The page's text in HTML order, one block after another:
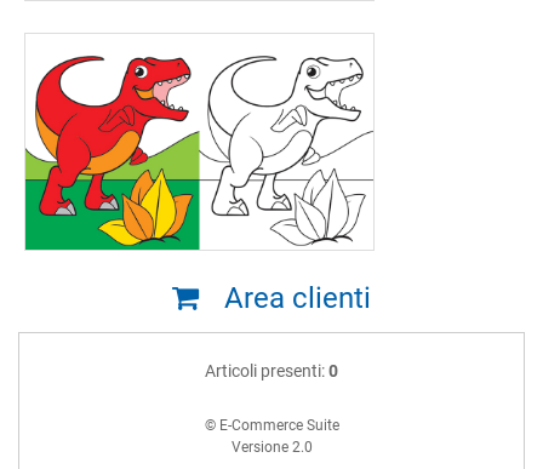
Area clienti
Articoli presenti:0
© E-Commerce Suite
Versione 2.0